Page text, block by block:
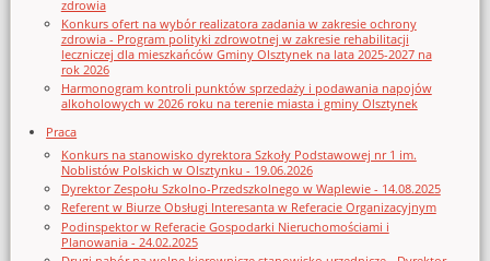
zdrowia
Konkurs ofert na wybór realizatora zadania w zakresie ochrony
zdrowia - Program polityki zdrowotnej w zakresie rehabilitacji
leczniczej dla mieszkańców Gminy Olsztynek na lata 2025-2027 na
rok 2026
Harmonogram kontroli punktów sprzedaży i podawania napojów
alkoholowych w 2026 roku na terenie miasta i gminy Olsztynek
Praca
Konkurs na stanowisko dyrektora Szkoły Podstawowej nr 1 im.
Noblistów Polskich w Olsztynku - 19.06.2026
Dyrektor Zespołu Szkolno-Przedszkolnego w Waplewie - 14.08.2025
Referent w Biurze Obsługi Interesanta w Referacie Organizacyjnym
Podinspektor w Referacie Gospodarki Nieruchomościami i
Planowania - 24.02.2025